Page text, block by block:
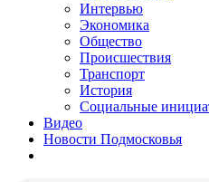
Интервью
Экономика
Общество
Происшествия
Транспорт
История
Социальные
Видео
Новости Подмосковья